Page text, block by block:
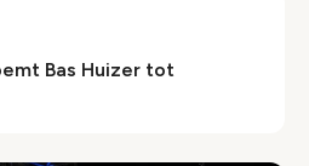
Bas Huizer tot